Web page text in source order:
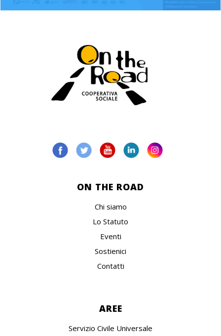
ON THE ROAD
Chi siamo
Lo Statuto
Eventi
Sostienici
Contatti
AREE
Servizio Civile Universale